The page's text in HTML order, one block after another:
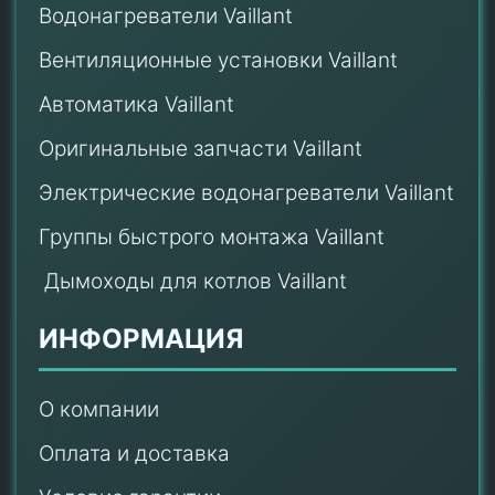
Водонагреватели Vaillant
Вентиляционные установки Vaillant
Автоматика Vaillant
Оригинальные запчасти Vaillant
Электрические водонагреватели Vaillant
Группы быстрого монтажа Vaillant
Дымоходы для котлов Vaillant
ИНФОРМАЦИЯ
О компании
Оплата и доставка